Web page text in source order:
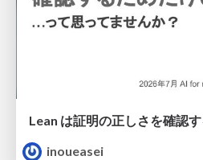
inoueasei